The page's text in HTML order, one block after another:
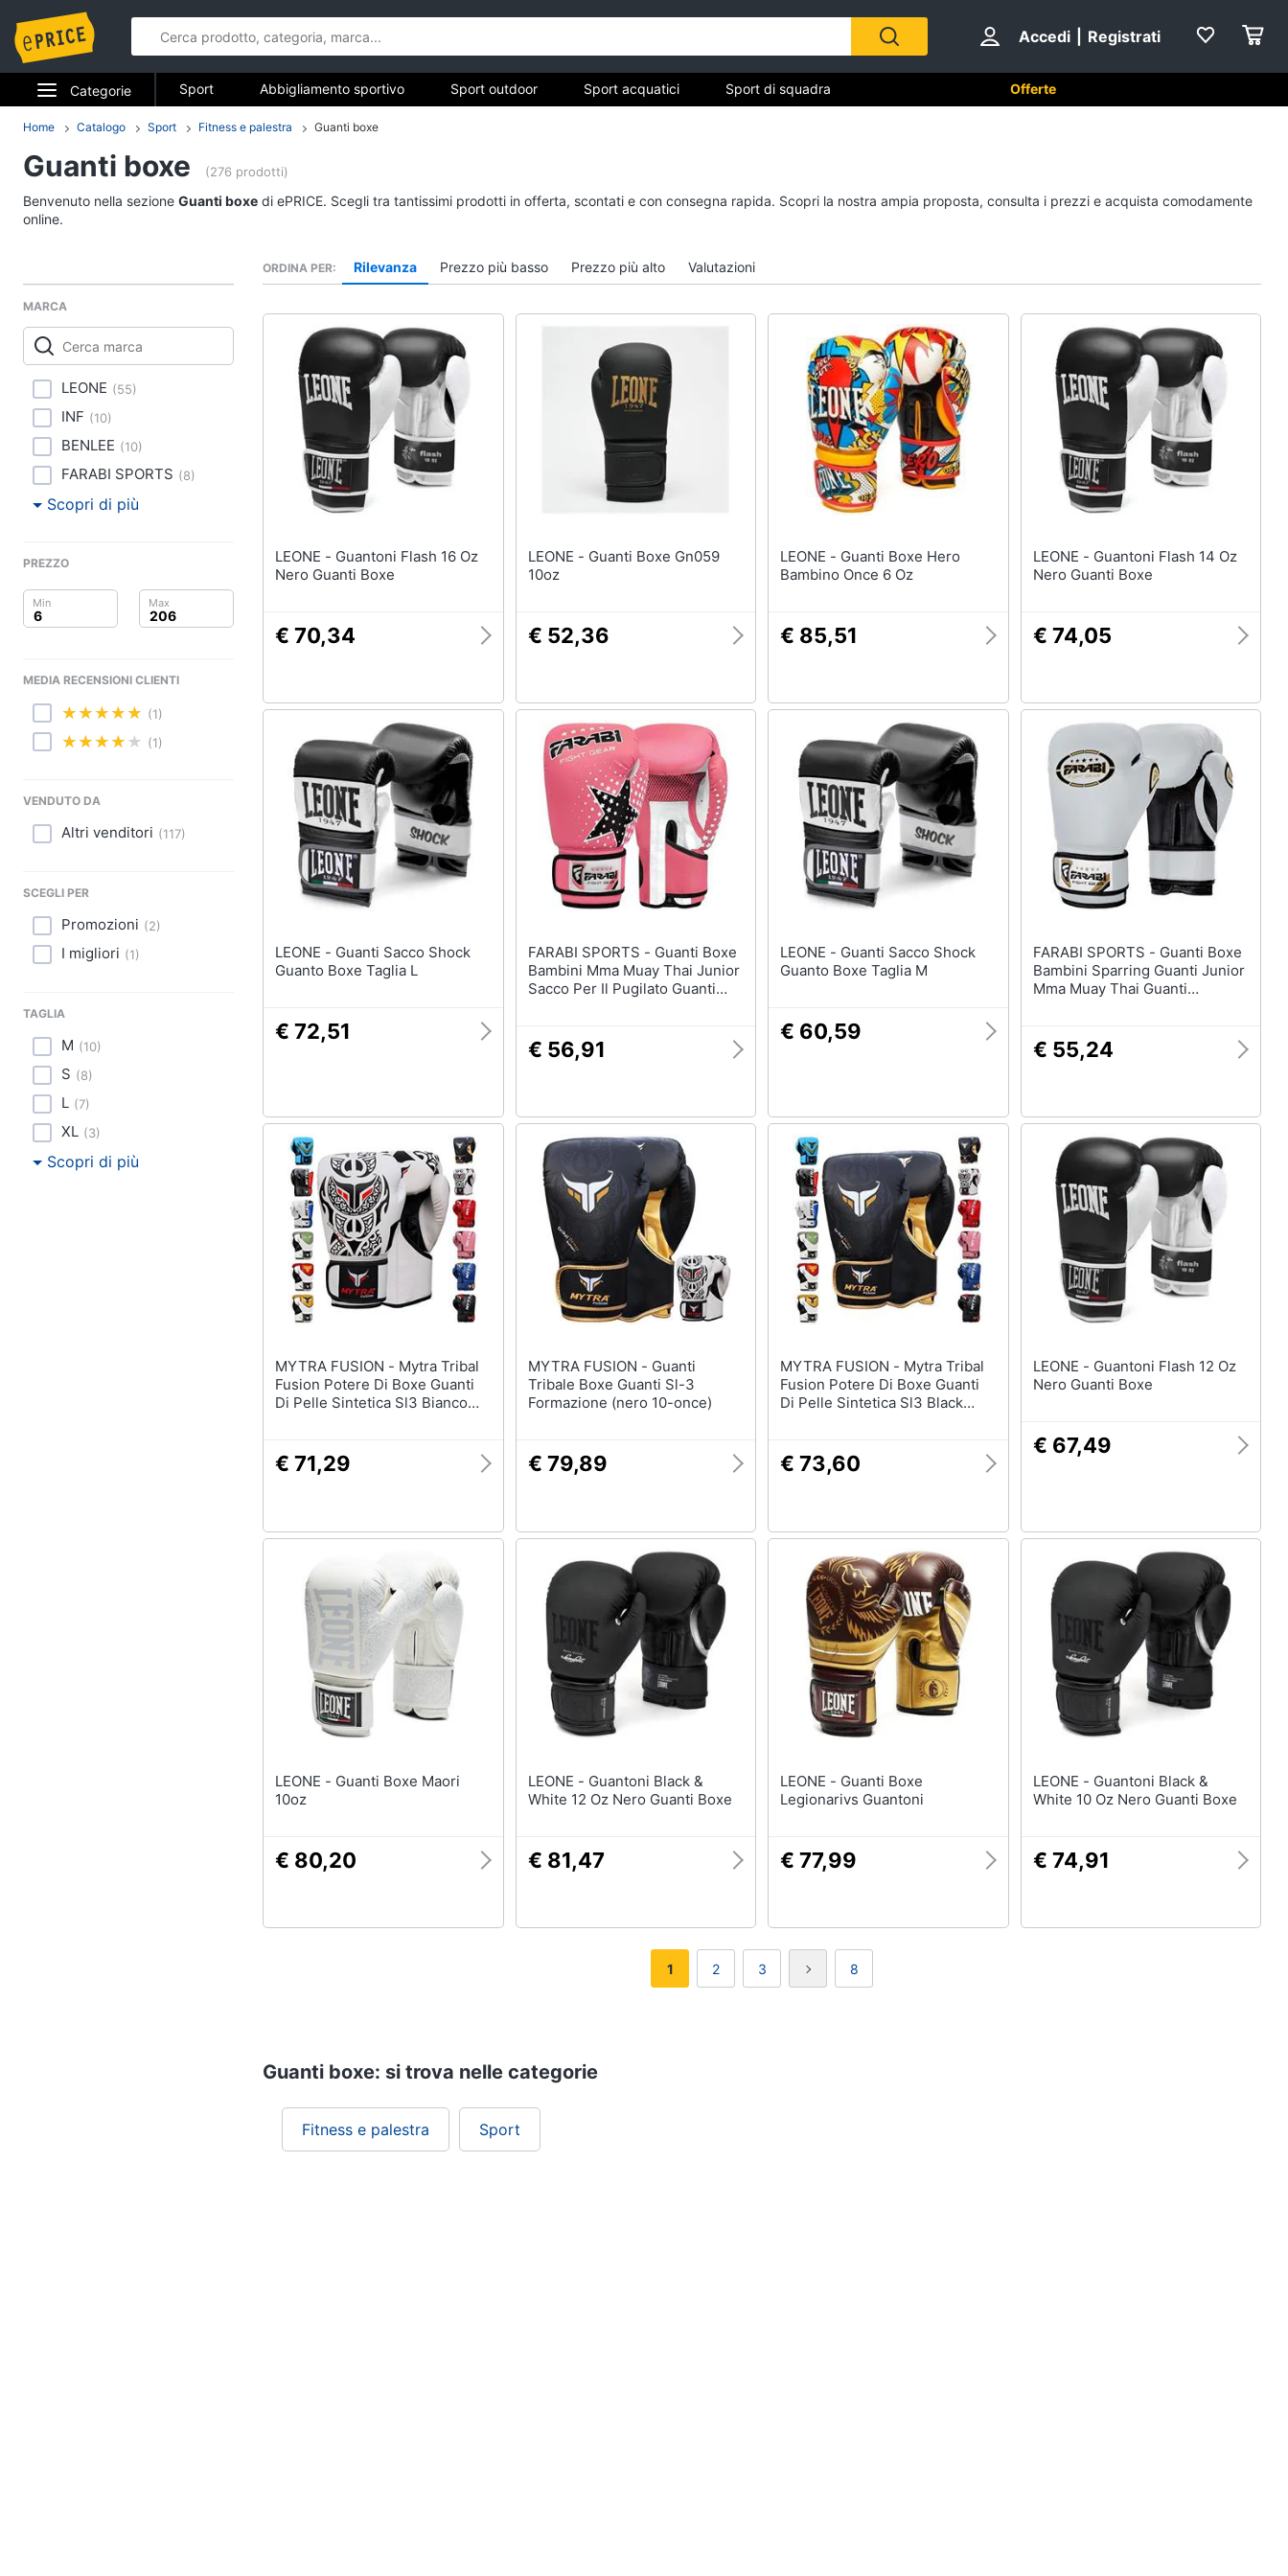
Accedi Registrati
Categorie
Elettrodomestici
Informatica
Videogiochi
Audio e musica
Clima
Arredo
Brico e Giardinaggio
Prima infanzia
Fotografia
Motori
Promozioni
Tuta
Vedi tutti
Sci
Salvagente
Vedi tutti
Fitness e palestra
Tapis roulant
Cronometro
Tapis roulant elettrico
Magnesio supremo
Vedi tutti Vedi tutti
Sport Abbigliamento sportivo Sport outdoor Sport acquatici Sport di squadra
Fitness e palestra Campeggio
Offerte
Home Catalogo Sport Fitness e palestra Guanti boxe
Guanti boxe (276 prodotti)
Benvenuto nella sezione Guanti boxe di ePRICE. Scegli tra tantissimi prodotti in offerta, scontati e con consegna rapida. Scopri la nostra ampia proposta, consulta i prezzi e acquista comodamente
online.
MARCA
LEONE (55)
INF (10)
BENLEE (10)
FARABI SPORTS (8)
Scopri di più
PREZZO
MEDIA RECENSIONI CLIENTI
(1)
(1)
VENDUTO DA
Altri venditori (117)
SCEGLI PER
Promozioni (2)
I migliori (1)
TAGLIA
M (10)
S (8)
L (7)
XL (3)
Scopri di più
ORDINA PER Rilevanza Prezzo più basso Prezzo più alto Valutazioni
LEONE - Guantoni Flash 16 Oz
Nero Guanti Boxe
€ 70,34
LEONE - Guanti Boxe Gn059
10oz
€ 52,36
LEONE - Guanti Boxe Hero
Bambino Once 6 Oz
€ 85,51
LEONE - Guantoni Flash 14 Oz
Nero Guanti Boxe
€ 74,05
LEONE - Guanti Sacco Shock
Guanto Boxe Taglia L
€ 72,51
FARABI SPORTS - Guanti Boxe
Bambini Mma Muay Thai Junior
Sacco Per Il Pugilato Guanti
€ 56,91
LEONE - Guanti Sacco Shock
Guanto Boxe Taglia M
€ 60,59
FARABI SPORTS - Guanti Boxe
Bambini Sparring Guanti Junior
Mma Muay Thai Guanti
Formazione (4 Oz)
€ 55,24
MYTRA FUSION - Mytra Tribal
Fusion Potere Di Boxe Guanti
Di Pelle Sintetica Sl3 Bianco
€ 71,29
MYTRA FUSION - Guanti
Tribale Boxe Guanti Sl-3
Formazione (nero 10-once)
€ 79,89
MYTRA FUSION - Mytra Tribal
Fusion Potere Di Boxe Guanti
Di Pelle Sintetica Sl3 Black
€ 73,60
LEONE - Guantoni Flash 12 Oz
Nero Guanti Boxe
€ 67,49
LEONE - Guanti Boxe Maori
10oz
€ 80,20
LEONE - Guantoni Black &
White 12 Oz Nero Guanti Boxe
€ 81,47
LEONE - Guanti Boxe
Legionarivs Guantoni
€ 77,99
LEONE - Guantoni Black &
White 10 Oz Nero Guanti Boxe
€ 74,91
1 2 3 8
Guanti boxe: si trova nelle categorie
Fitness e palestra Sport